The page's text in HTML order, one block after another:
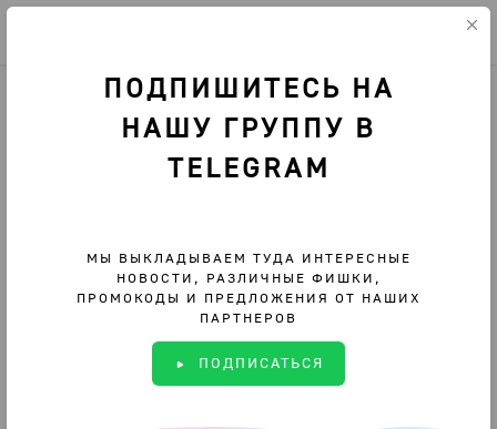
Культурные места
ПОДПИШИТЕСЬ НА
НАШУ ГРУППУ В
TELEGRAM
МЫ ВЫКЛАДЫВАЕМ ТУДА ИНТЕРЕСНЫЕ
НОВОСТИ, РАЗЛИЧНЫЕ ФИШКИ,
ПРОМОКОДЫ И ПРЕДЛОЖЕНИЯ ОТ НАШИХ
ПАРТНЕРОВ
ПОДПИСАТЬСЯ